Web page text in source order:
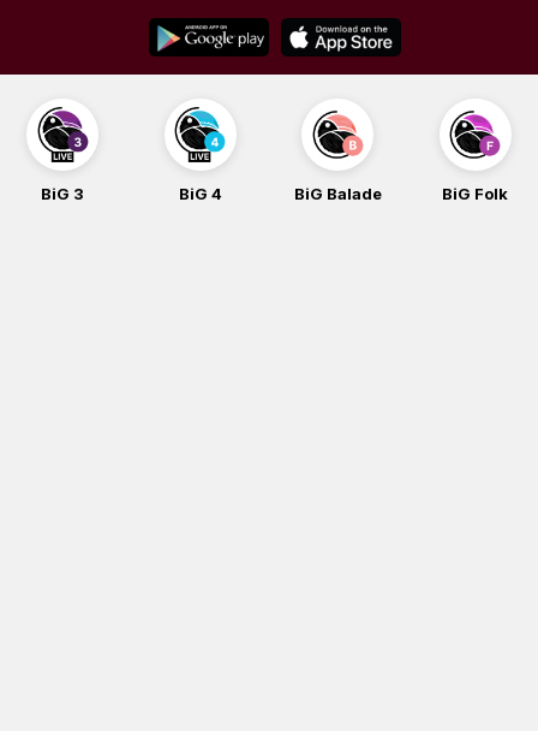
content
BiG Balade BiG Folk